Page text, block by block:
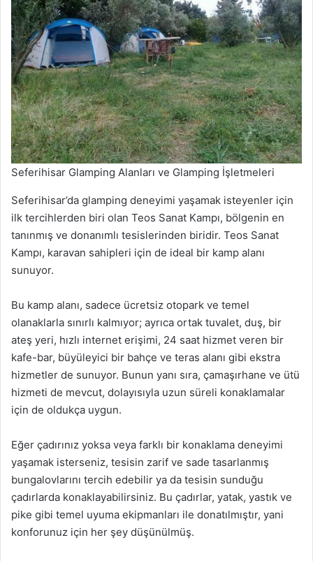
Seferihisar Glamping Alanları ve Glamping İşletmeleri
Seferihisar’da glamping deneyimi yaşamak isteyenler için
ilk tercihlerden biri olan Teos Sanat Kampı, bölgenin en
tanınmış ve donanımlı tesislerinden biridir. Teos Sanat
Kampı, karavan sahipleri için de ideal bir kamp alanı
sunuyor.
Bu kamp alanı, sadece ücretsiz otopark ve temel
olanaklarla sınırlı kalmıyor; ayrıca ortak tuvalet, duş, bir
ateş yeri, hızlı internet erişimi, 24 saat hizmet veren bir
kafe-bar, büyüleyici bir bahçe ve teras alanı gibi ekstra
hizmetler de sunuyor. Bunun yanı sıra, çamaşırhane ve ütü
hizmeti de mevcut, dolayısıyla uzun süreli konaklamalar
için de oldukça uygun.
Eğer çadırınız yoksa veya farklı bir konaklama deneyimi
yaşamak isterseniz, tesisin zarif ve sade tasarlanmış
bungalovlarını tercih edebilir ya da tesisin sunduğu
çadırlarda konaklayabilirsiniz. Bu çadırlar, yatak, yastık ve
pike gibi temel uyuma ekipmanları ile donatılmıştır, yani
konforunuz için her şey düşünülmüş.